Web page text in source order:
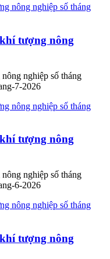
tượng nông
nghiệp số tháng
7-2026
tượng nông
nghiệp số tháng
6-2026
tượng nông